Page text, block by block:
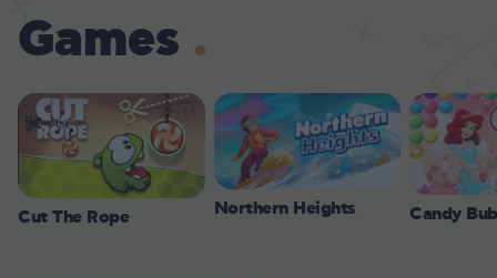
Games
Cut The Rope Northern Heights Candy